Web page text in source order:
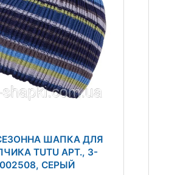
ШАПКА ДЛЯ
TUTU АРТ., 3-
СЕРЫЙ